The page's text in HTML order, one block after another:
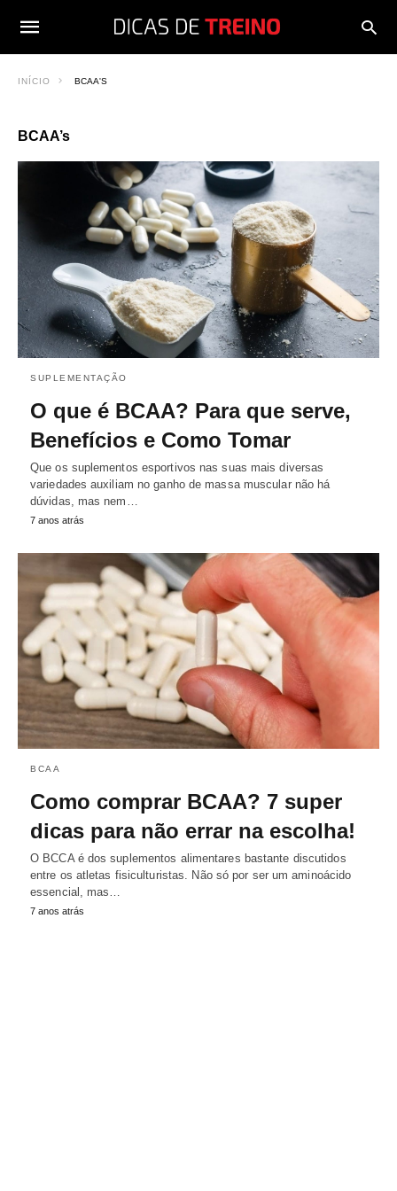
INÍCIO BCAA'S
BCAA’s
SUPLEMENTAÇÃO
O que é BCAA? Para que serve,
Benefícios e Como Tomar
Que os suplementos esportivos nas suas mais diversas
variedades auxiliam no ganho de massa muscular não há
dúvidas, mas nem…
7 anos atrás
BCAA
Como comprar BCAA? 7 super
dicas para não errar na escolha!
O BCCA é dos suplementos alimentares bastante discutidos
entre os atletas fisiculturistas. Não só por ser um aminoácido
essencial, mas…
7 anos atrás